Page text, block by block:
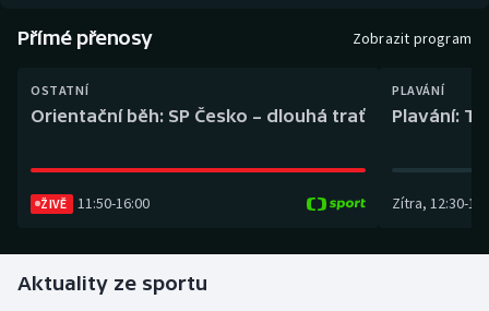
Box
Curling
Golf
Přímé přenosy Zobrazit program
OSTATNÍ
Orientační běh: SP Česko – dlouhá trať
ŽIVĚ 11:50-16:00
PLAVÁNÍ
Plavání:
Zítra, 12:30-
Aktuality ze sportu